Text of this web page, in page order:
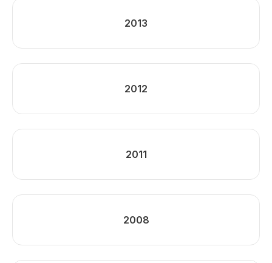
2013
2012
2011
2008